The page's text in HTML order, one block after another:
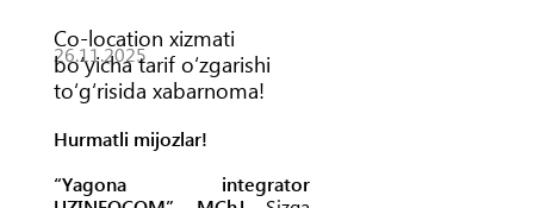
26.11.2025
Co-location xizmati
bo‘yicha tarif o‘zgarishi
to‘g‘risida xabarnoma!
Hurmatli mijozlar!
“Yagona integrator